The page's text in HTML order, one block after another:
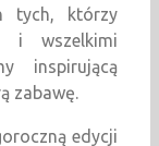
tych, którzy
i wszelkimi
inspirującą
zabawę.
edycji